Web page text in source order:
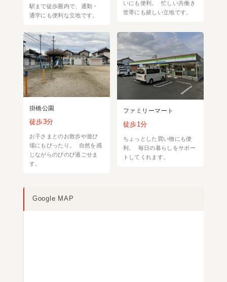
駅まで徒歩圏内で、通勤・
通学にも便利な立地です。
いにも便利。 忙しい共働き
世帯にも嬉しい立地です。
掛橋公園
徒歩3分
お子さまとのお散歩や遊び
場にもぴったり。 自然を感
じながらのびのび過ごせま
す。
ファミリーマート
徒歩1分
ちょっとした買い物にも便
利。 毎日の暮らしをサポー
トしてくれます。
Google MAP